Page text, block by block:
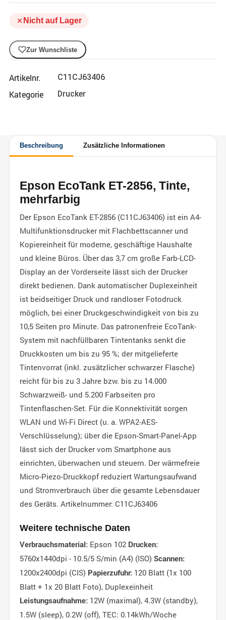
Nicht auf Lager
Zur Wunschliste
Artikelnr. C11CJ63406
Kategorie Drucker
Beschreibung Zusätzliche Informationen
Epson EcoTank ET-2856, Tinte,
mehrfarbig
Der Epson EcoTank ET-2856 (C11CJ63406) ist ein A4-
Multifunktionsdrucker mit Flachbettscanner und
Kopiereinheit für moderne, geschäftige Haushalte
und kleine Büros. Über das 3,7 cm große Farb-LCD-
Display an der Vorderseite lässt sich der Drucker
direkt bedienen. Dank automatischer Duplexeinheit
ist beidseitiger Druck und randloser Fotodruck
möglich, bei einer Druckgeschwindigkeit von bis zu
10,5 Seiten pro Minute. Das patronenfreie EcoTank-
System mit nachfüllbaren Tintentanks senkt die
Druckkosten um bis zu 95 %; der mitgelieferte
Tintenvorrat (inkl. zusätzlicher schwarzer Flasche)
reicht für bis zu 3 Jahre bzw. bis zu 14.000
Schwarzweiß- und 5.200 Farbseiten pro
Tintenflaschen-Set. Für die Konnektivität sorgen
WLAN und Wi-Fi Direct (u. a. WPA2-AES-
Verschlüsselung); über die Epson-Smart-Panel-App
lässt sich der Drucker vom Smartphone aus
einrichten, überwachen und steuern. Der wärmefreie
Micro-Piezo-Druckkopf reduziert Wartungsaufwand
und Stromverbrauch über die gesamte Lebensdauer
des Geräts. Artikelnummer: C11CJ63406
Weitere technische Daten
Verbrauchsmaterial:Epson 102 Drucken:
5760x1440dpi - 10.5/5 S/min (A4) (ISO) Scannen:
1200x2400dpi (CIS) Papierzufuhr:120 Blatt (1x 100
Blatt + 1x 20 Blatt Foto), Duplexeinheit
Leistungsaufnahme:12W (maximal), 4.3W (standby),
1.5W (sleep), 0.2W (off), TEC: 0.14kWh/Woche